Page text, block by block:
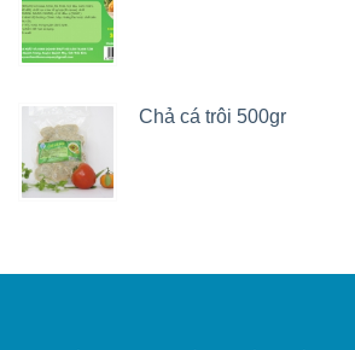
Chả cá trôi 500gr